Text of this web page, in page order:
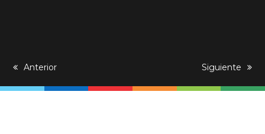
previous
Anterior
next
Siguiente